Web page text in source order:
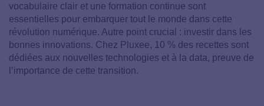
vocabulaire clair et une formation continue sont
essentielles pour embarquer tout le monde dans cette
révolution numérique. Autre point crucial : investir dans les
bonnes innovations. Chez Pluxee, 10 % des recettes sont
dédiées aux nouvelles technologies et à la data, preuve de
l’importance de cette transition.